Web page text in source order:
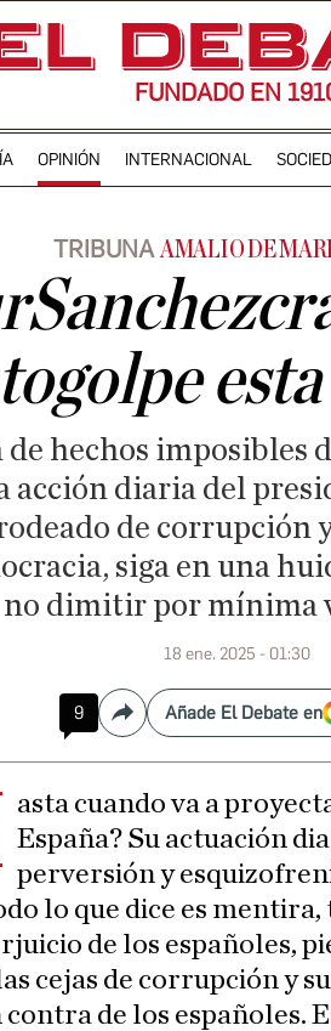
FUNDADO EN
OPINIÓN INTERNACIONAL
TRIBUNA AMALIO DE
hechos imposibles
acción diaria del
de corrupción
siga en una
no dimitir por mínima
18 ene. 2025 - 01:30
9 CompartirAñade El Debate en
asta cuando va a
España? Su actuación
perversión y
lo que dice es mentira,
de los españoles,
cejas de corrupción y
de los españoles.